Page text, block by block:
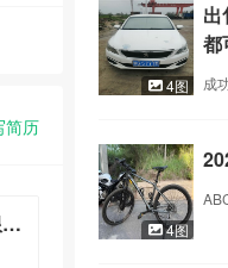
”
名
简历
内蒙古玛拉沁食品有限公司 中国移动通
4图
出
都
成
4图